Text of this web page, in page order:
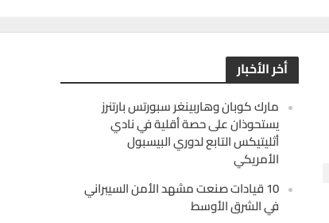
أخر الأخبار
مارك كوبان وهاربينغر سبورتس بارتنرز
يستحوذان على حصة أقلية في نادي
أثليتيكس التابع لدوري البيسبول
الأمريكي
10 قيادات صنعت مشهد الأمن السيبراني
في الشرق الأوسط